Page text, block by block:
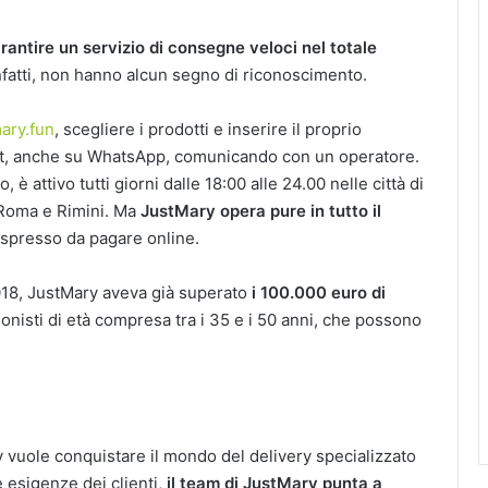
un servizio di consegne veloci nel totale
non hanno alcun segno di riconoscimento.
, scegliere i prodotti e inserire il proprio
su WhatsApp, comunicando con un operatore.
è attivo tutti giorni dalle 18:00 alle 24.00 nelle città di
e Rimini. Ma JustMary opera pure in tutto il
da pagare online.
JustMary aveva già superato i 100.000 euro di
di età compresa tra i 35 e i 50 anni, che possono
vuole conquistare il mondo del delivery specializzato
esigenze dei clienti, il team di JustMary punta a